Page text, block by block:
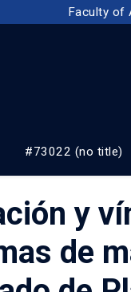
Faculty of
#73022 (no title)
y
de